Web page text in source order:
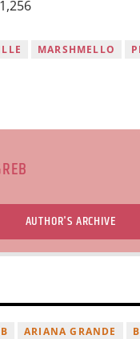
1,256
MARSHMELLO
AUTHOR'S ARCHIVE
ARIANA GRANDE